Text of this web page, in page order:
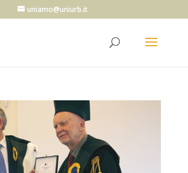
uniamo@uniurb.it